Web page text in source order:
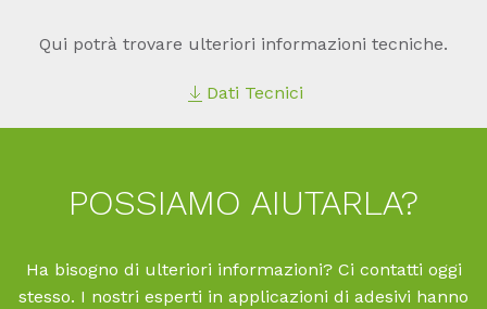
Qui potrà trovare ulteriori informazioni tecniche.
Dati Tecnici
POS­SIA­MO AI­UT­AR­LA?
Ha bisogno di ulteriori informazioni? Ci contatti oggi
stesso. I nostri esperti in applicazioni di adesivi hanno